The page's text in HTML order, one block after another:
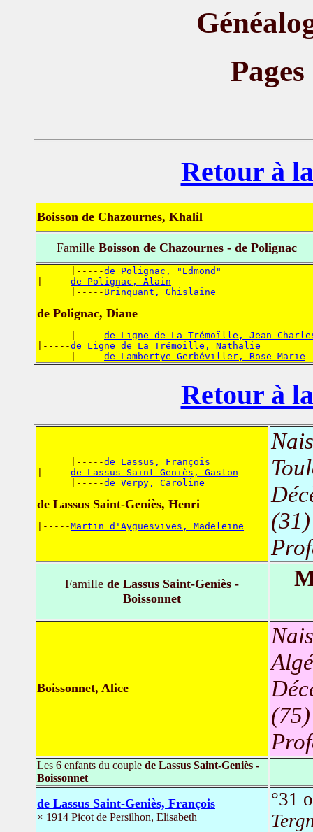
Retour à
Boisson de Chazournes, Khalil
Famille Boisson de Chazournes - de Polignac
      |-----
de Polignac, "Edmond"
|-----de Polignac, Alain
      |-----
Brinquant, Ghislaine
de Polignac, Diane
      |-----
de Ligne de La Trémoïlle, Jean-
|-----de Ligne de La Trémoille, Nathalie
      |-----
de Lambertye-Gerbéviller, Rose-Marie
Retour à
      |-----
de Lassus, François
|-----de Lassus Saint-Geniès, Gaston
      |-----
de Verpy, Caroline
de Lassus Saint-Geniès, Henri
|-----Martin d'Ayguesvives, Madeleine
(31)
Famille de Lassus Saint-Geniès -
Boissonnet
Boissonnet, Alice
(75)
Les 6 enfants du couple de Lassus Saint-Geniès -
Boissonnet
de Lassus Saint-Geniès, François
× 1914 Picot de Persilhon, Elisabeth
°31